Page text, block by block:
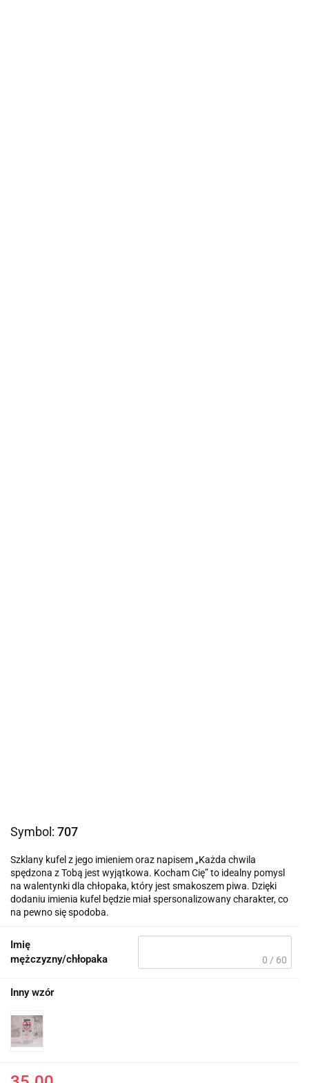
Symbol: 707
Szklany kufel z jego imieniem oraz napisem „Każda chwila
spędzona z Tobą jest wyjątkowa. Kocham Cię” to idealny pomysl
na walentynki dla chłopaka, który jest smakoszem piwa. Dzięki
dodaniu imienia kufel będzie miał spersonalizowany charakter, co
na pewno się spodoba.
Imię
mężczyzny/chłopaka
0 / 60
Inny wzór